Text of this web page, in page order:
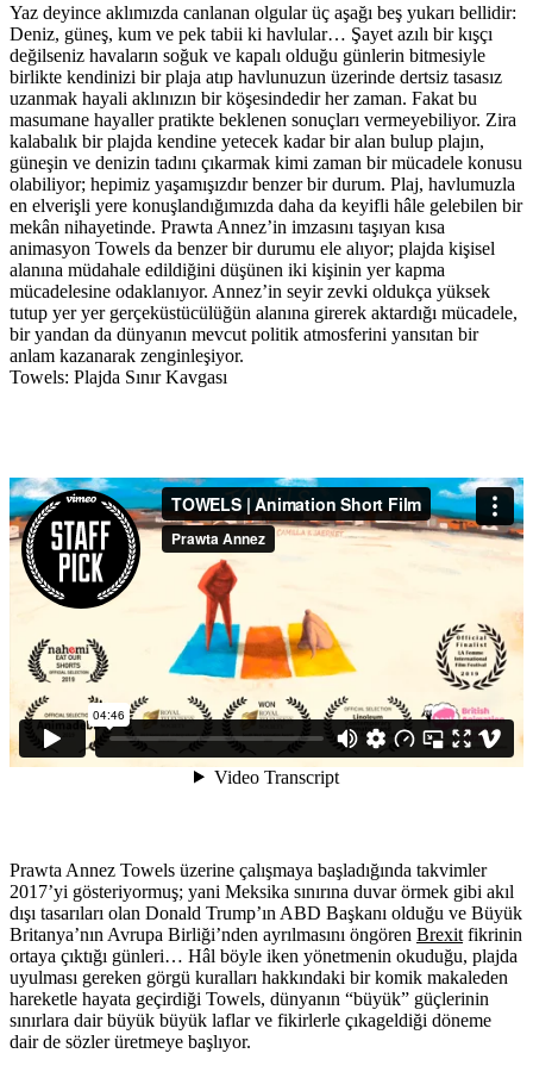
Yaz deyince aklımızda canlanan olgular üç aşağı beş yukarı bellidir:
Deniz, güneş, kum ve pek tabii ki havlular… Şayet azılı bir kışçı
değilseniz havaların soğuk ve kapalı olduğu günlerin bitmesiyle
birlikte kendinizi bir plaja atıp havlunuzun üzerinde dertsiz tasasız
uzanmak hayali aklınızın bir köşesindedir her zaman. Fakat bu
masumane hayaller pratikte beklenen sonuçları vermeyebiliyor. Zira
kalabalık bir plajda kendine yetecek kadar bir alan bulup plajın,
güneşin ve denizin tadını çıkarmak kimi zaman bir mücadele konusu
olabiliyor; hepimiz yaşamışızdır benzer bir durum. Plaj, havlumuzla
en elverişli yere konuşlandığımızda daha da keyifli hâle gelebilen bir
mekân nihayetinde. Prawta Annez’in imzasını taşıyan kısa
animasyon Towels da benzer bir durumu ele alıyor; plajda kişisel
alanına müdahale edildiğini düşünen iki kişinin yer kapma
mücadelesine odaklanıyor. Annez’in seyir zevki oldukça yüksek
tutup yer yer gerçeküstücülüğün alanına girerek aktardığı mücadele,
bir yandan da dünyanın mevcut politik atmosferini yansıtan bir
anlam kazanarak zenginleşiyor.
Towels: Plajda Sınır Kavgası
Prawta Annez Towels üzerine çalışmaya başladığında takvimler
2017’yi gösteriyormuş; yani Meksika sınırına duvar örmek gibi akıl
dışı tasarıları olan Donald Trump’ın ABD Başkanı olduğu ve Büyük
Britanya’nın Avrupa Birliği’nden ayrılmasını öngören Brexit fikrinin
ortaya çıktığı günleri… Hâl böyle iken yönetmenin okuduğu, plajda
uyulması gereken görgü kuralları hakkındaki bir komik makaleden
hareketle hayata geçirdiği Towels, dünyanın “büyük” güçlerinin
sınırlara dair büyük büyük laflar ve fikirlerle çıkageldiği döneme
dair de sözler üretmeye başlıyor.